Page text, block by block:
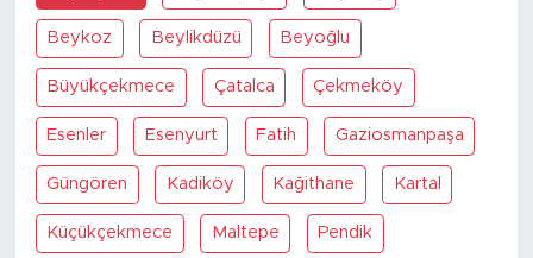
Beykoz Beylikdüzü Beyoğlu
Büyükçekmece Çatalca Çekmeköy
Esenler Esenyurt Fatih Gaziosmanpaşa
Güngören Kadiköy Kağithane Kartal
Küçükçekmece Maltepe Pendik
FOTO GALERİ
VİDEOLAR
ALINTI YAZARLAR
SOSYAL MEDYA